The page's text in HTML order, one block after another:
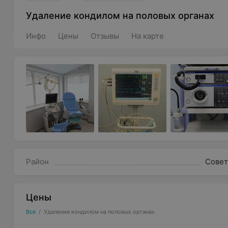
Удаление кондилом на половых органах
Инфо Цены Отзывы На карте
Район
Цены
Все / Удаление кондилом на половых органах